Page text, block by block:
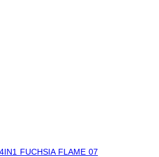
FUCHSIA FLAME 07